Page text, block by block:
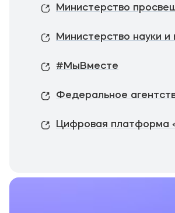
Министерство
Министерство науки
#МыВместе
Федеральное
Цифровая платформа